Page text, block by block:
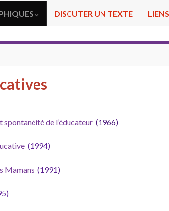
DISCUTER UN TEXTE LIENS
spontanéité de l’éducateur (1966)
(1994)
Mamans (1991)